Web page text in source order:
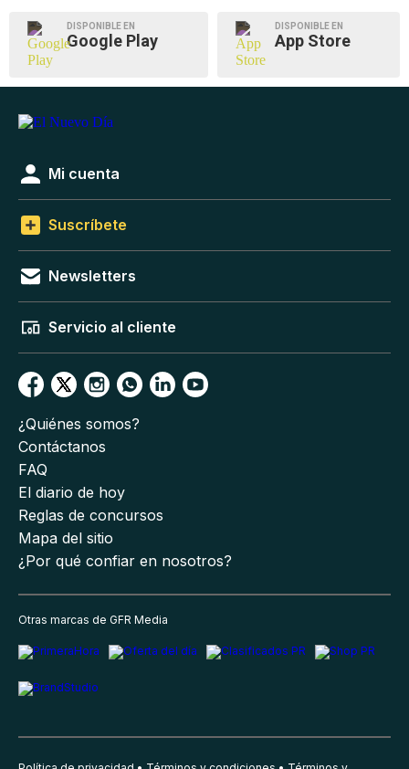
DISPONIBLE EN
Google Play
DISPONIBLE EN
App Store
Mi cuenta
Suscríbete
Newsletters
Servicio al cliente
¿Quiénes somos?
Contáctanos
FAQ
El diario de hoy
Reglas de concursos
Mapa del sitio
¿Por qué confiar en nosotros?
Otras marcas de GFR Media